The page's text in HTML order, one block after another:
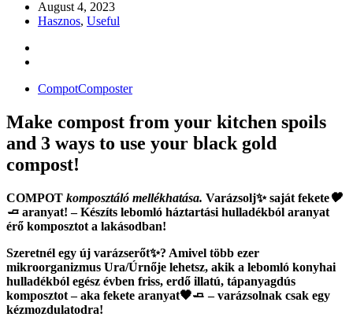
August 4, 2023
Hasznos, Useful
CompotComposter
Make compost from your kitchen spoils
and 3 ways to use your black gold
compost!
COMPOT komposztáló mellékhatása. Varázsolj✨ saját fekete🖤
🧈 aranyat! – Készíts lebomló háztartási hulladékból aranyat
érő komposztot a lakásodban!
Szeretnél egy új varázserőt✨? Amivel több ezer
mikroorganizmus Ura/Úrnője lehetsz, akik a lebomló konyhai
hulladékból egész évben friss, erdő illatú, tápanyagdús
komposztot – aka fekete aranyat🖤🧈 – varázsolnak csak egy
kézmozdulatodra!